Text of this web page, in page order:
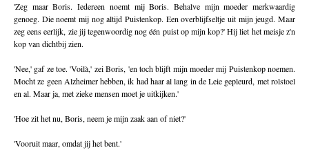
'Zeg maar Boris. Iedereen noemt mij Boris. Behalve mijn moeder merkwaardig
genoeg. Die noemt mij nog altijd Puistenkop. Een overblijfseltje uit mijn jeugd. Maar
zeg eens eerlijk, zie jij tegenwoordig nog één puist op mijn kop?' Hij liet het meisje z'n
kop van dichtbij zien.
'Nee,' gaf ze toe. 'Voilà,' zei Boris, 'en toch blijft mijn moeder mij Puistenkop noemen.
Mocht ze geen Alzheimer hebben, ik had haar al lang in de Leie gepleurd, met rolstoel
en al. Maar ja, met zieke mensen moet je uitkijken.'
'Hoe zit het nu, Boris, neem je mijn zaak aan of niet?'
'Vooruit maar, omdat jij het bent.'